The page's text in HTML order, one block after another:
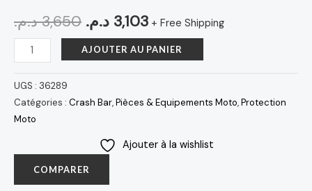
3,650 د.م. 3,103 د.م. + Free Shipping
AJOUTER AU PANIER
UGS : 36289
Catégories : Crash Bar,Pièces & Equipements Moto,Protection
Moto
Ajouter à la wishlist
COMPARER